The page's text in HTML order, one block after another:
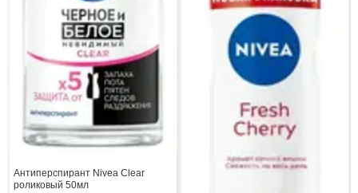
Антиперспирант Nivea Clear
роликовый 50мл